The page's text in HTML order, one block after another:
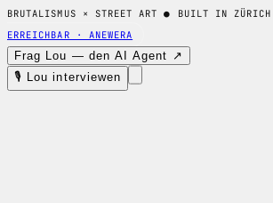
BRUTALISMUS × STREET ART● BUILT IN ZÜRICH
ERREICHBAR · ANEWERA
Frag Lou — den AI Agent ↗
🎙 Lou interviewen